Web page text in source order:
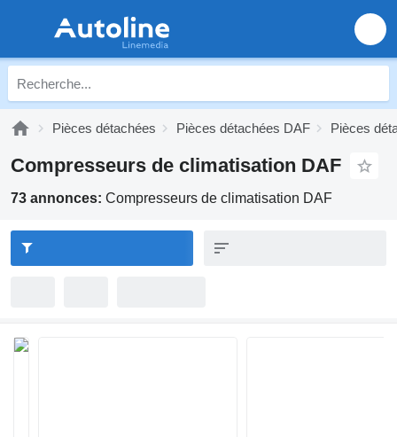
Pièces détachées Pièces détachées DAF Pièces
Compresseurs de climatisation DAF
73 annonces: Compresseurs de climatisation DAF